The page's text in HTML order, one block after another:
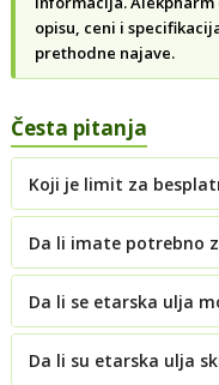
opisu, ceni i
prethodne najave.
Česta pitanja
Koji je limit za
Da li imate potrebno
Da li se etarska ulja
Da li su etarska ulja